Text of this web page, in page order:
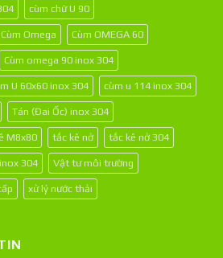
cùm chữ U 90
Cùm Omega Cùm OMEGA 60
Cùm omega 90 inox 304
U 60x60 inox 304 cùm u 114 inox 304
Tán (Đai Ốc) inox 304
M8x80 tắc kê nở tắc kê nở 304
304 Vật tư môi trường
xử lý nước thải